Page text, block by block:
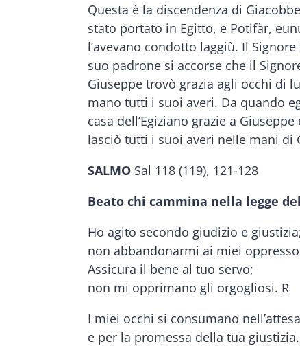
Questa è la discendenza di
stato portato in Egitto, e Potifàr,
l’avevano condotto laggiù. Il
suo padrone si accorse che il
Giuseppe trovò grazia agli occhi di
mano tutti i suoi averi. Da quando
casa dell’Egiziano grazie a
lasciò tutti i suoi averi nelle mani di
SALMO Sal 118 (119), 121-128
Beato chi cammina nella legge
Ho agito secondo giudizio e
non abbandonarmi ai miei
Assicura il bene al tuo servo;
non mi opprimano gli orgogliosi. R
I miei occhi si consumano
e per la promessa della tua giustizia.